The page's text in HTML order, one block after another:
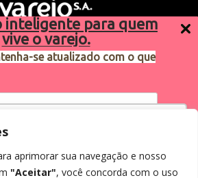
inteligente para quem
vive o varejo.
se atualizado com o que
receber comunicações.
para oferecer melhor
em nosso site e
aprimorar sua navegação e nosso
"Aceitar", você concorda com o uso
de pauta